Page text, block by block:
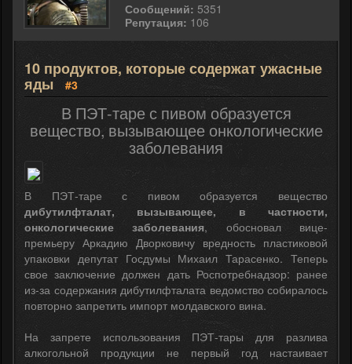
Сообщений: 5351
Репутация: 106
10 продуктов, которые содержат ужасные
яды #3
В ПЭТ-таре с пивом образуется
вещество, вызывающее онкологические
заболевания
В ПЭТ-таре с пивом образуется вещество
дибутилфталат, вызывающее, в частности,
онкологические заболевания, обосновал вице-
премьеру Аркадию Дворковичу вредность пластиковой
упаковки депутат Госдумы Михаил Тарасенко. Теперь
свое заключение должен дать Роспотребнадзор: ранее
из-за содержания дибутилфталата ведомство собиралось
повторно запретить импорт молдавского вина.
На запрете использования ПЭТ-тары для разлива
алкогольной продукции не первый год настаивает